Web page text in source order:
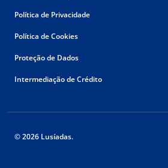
Política de Privacidade
Política de Cookies
Proteção de Dados
Intermediação de Crédito
© 2026 Lusíadas.